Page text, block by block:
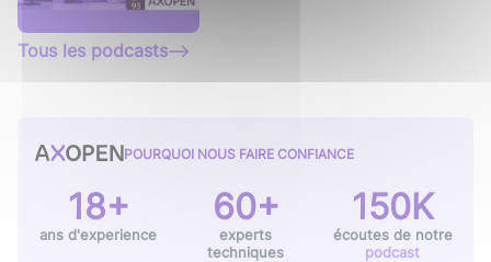
Tous les podcasts
POURQUOI NOUS FAIRE CONFIANCE
18+
ans d'experience
60+
experts
techniques
150K
écoutes de notre
podcast